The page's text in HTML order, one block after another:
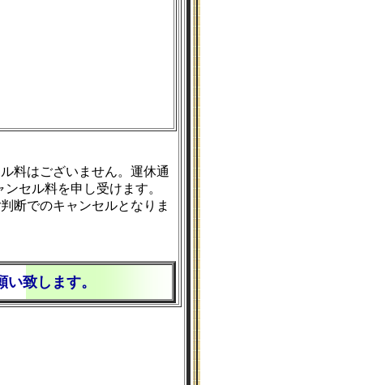
料はございません。運休通
セル料を申し受けます。
断でのキャンセルとなりま
致します。